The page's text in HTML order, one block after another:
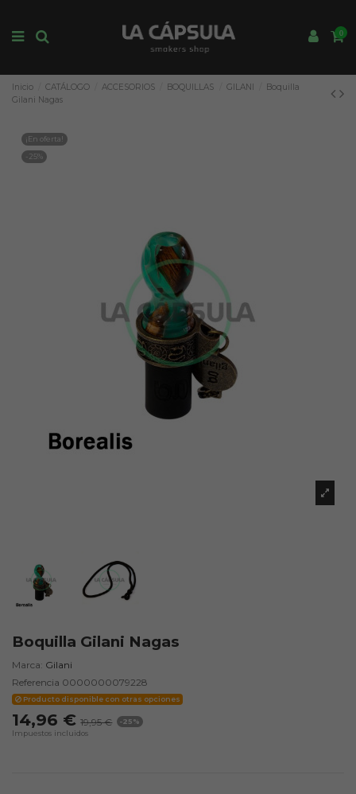
0
Inicio CATÁLOGO ACCESORIOS BOQUILLAS GILANI
Boquilla
Gilani Nagas
¡En oferta!
-25%
Boquilla Gilani Nagas
Marca: Gilani
Referencia 0000000079228
Producto disponible con otras opciones
14,96 € 19,95 €
-25%
Impuestos incluidos